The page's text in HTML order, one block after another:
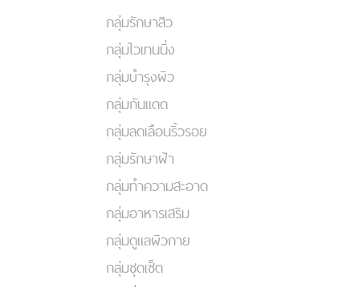
กลุ่มรักษาสิว
กลุ่มไวเทนนิ่ง
กลุ่มบำรุงผิว
กลุ่มกันแดด
กลุ่มลดเลือนริ้วรอย
กลุ่มรักษาฝ้า
กลุ่มทำความสะอาด
กลุ่มอาหารเสริม
กลุ่มดูแลผิวกาย
กลุ่มชุดเซ็ต